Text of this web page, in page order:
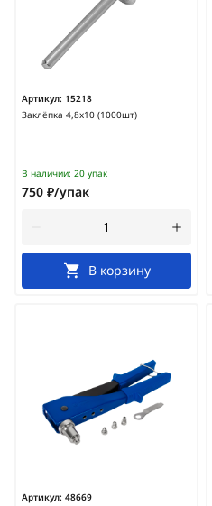
Артикул: 15218
Заклёпка 4,8х10 (1000шт)
В наличии: 20 упак
750 ₽/упак
В корзину
Артикул: 48669